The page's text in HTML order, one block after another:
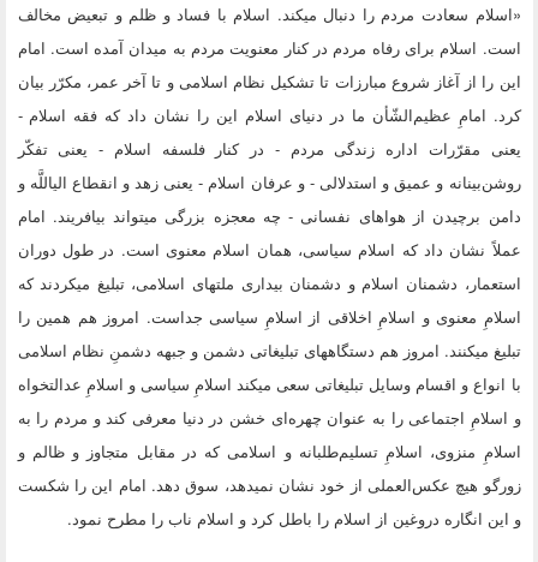
«اسلام سعادت مردم را دنبال میکند. اسلام با فساد و ظلم و تبعیض مخالف
است. اسلام برای رفاه مردم در کنار معنویت مردم به میدان آمده است. امام
این را از آغاز شروع مبارزات تا تشکیل نظام اسلامی و تا آخر عمر، مکرّر بیان
کرد. امامِ عظیم‌الشّأن ما در دنیای اسلام این را نشان داد که فقه اسلام -
یعنی مقرّرات اداره زندگی مردم - در کنار فلسفه اسلام - یعنی تفکّر
روشن‌بینانه و عمیق و استدلالی - و عرفان اسلام - یعنی زهد و انقطاع الیاللَّه و
دامن برچیدن از هواهای نفسانی - چه معجزه بزرگی میتواند بیافریند. امام
عملاً نشان داد که اسلام سیاسی، همان اسلام معنوی است. در طول دوران
استعمار، دشمنان اسلام و دشمنان بیداری ملتهای اسلامی، تبلیغ میکردند که
اسلامِ معنوی و اسلامِ اخلاقی از اسلامِ سیاسی جداست. امروز هم همین را
تبلیغ میکنند. امروز هم دستگاههای تبلیغاتی دشمن و جبهه دشمنِ نظام اسلامی
با انواع و اقسام وسایل تبلیغاتی سعی میکند اسلامِ سیاسی و اسلامِ عدالتخواه
و اسلامِ اجتماعی را به عنوان چهره‌ای خشن در دنیا معرفی کند و مردم را به
اسلامِ منزوی، اسلامِ تسلیم‌طلبانه و اسلامی که در مقابل متجاوز و ظالم و
زورگو هیچ عکس‌العملی از خود نشان نمیدهد، سوق دهد. امام این را شکست
و این انگاره دروغین از اسلام را باطل کرد و اسلام ناب را مطرح نمود.